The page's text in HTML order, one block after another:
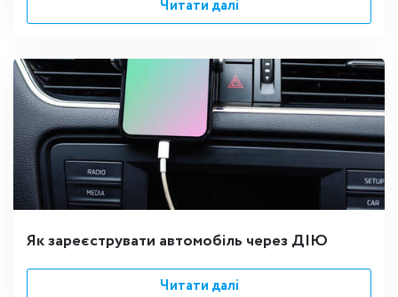
Читати далі
Як зареєструвати автомобіль через ДІЮ
Читати далі